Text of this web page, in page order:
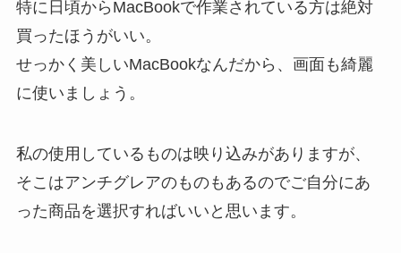
特に日頃からMacBookで作業されている方は絶対
買ったほうがいい。
せっかく美しいMacBookなんだから、画面も綺麗
に使いましょう。
私の使用しているものは映り込みがありますが、
そこはアンチグレアのものもあるのでご自分にあ
った商品を選択すればいいと思います。